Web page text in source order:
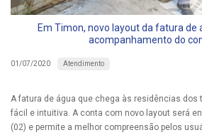
Em Timon, novo layout da fatura de
acompanhamento do
01/07/2020 Atendimento
A fatura de água que chega às residências
fácil e intuitiva. A conta com novo layout será
(02) e permite a melhor compreensão pelos